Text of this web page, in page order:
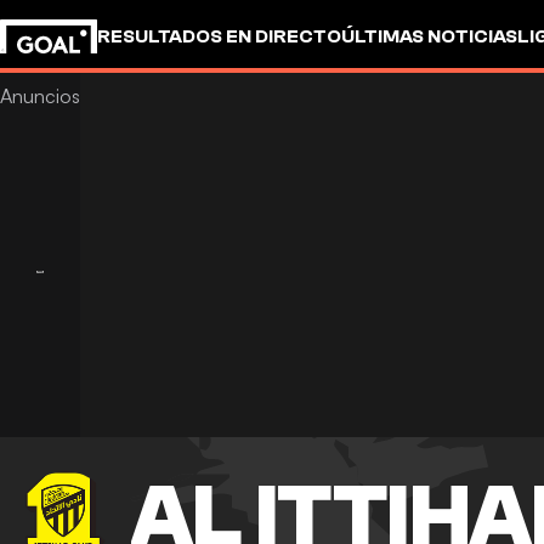
RESULTADOS EN DIRECTOÚLTIMAS NOTICIAS
AL